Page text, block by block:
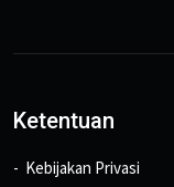
Ketentuan
Kebijakan Privasi